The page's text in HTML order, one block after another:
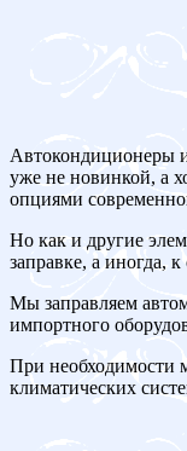
Автокондиционеры
уже не новинкой, а
опциями
Но как и другие
заправке, а иногда,
Мы заправляем
импортного
При необходимости
климатических